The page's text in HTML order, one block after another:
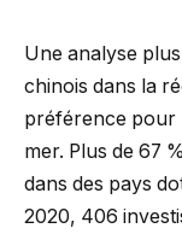
Une analyse
chinois dans la
préférence pour
mer. Plus de 67
dans des pays
2020, 406